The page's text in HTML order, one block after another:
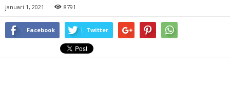
januari 1, 2021 8791
Facebook Twitter